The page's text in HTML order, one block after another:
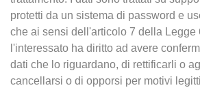
protetti da un sistema di password e
che ai sensi dell'articolo 7 della Legge
l'interessato ha diritto ad avere
dati che lo riguardano, di rettificarli o
cancellarsi o di opporsi per motivi